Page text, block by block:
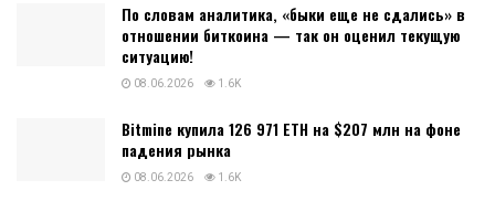
По словам аналитика, «быки еще не сдались» в
отношении биткоина — так он оценил текущую
ситуацию!
08.06.2026 1.6K
Bitmine купила 126 971 ETH на $207 млн на фоне
падения рынка
08.06.2026 1.6K